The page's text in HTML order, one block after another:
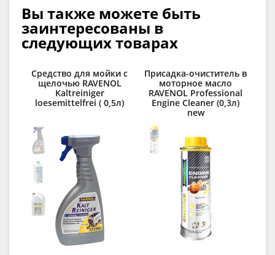
Вы также можете быть
заинтересованы в
следующих товарах
Средство для мойки с
щелочью RAVENOL
Kaltreiniger
loesemittelfrei ( 0,5л)
Присадка-очиститель в
моторное масло
RAVENOL Professional
Engine Cleaner (0,3л)
new